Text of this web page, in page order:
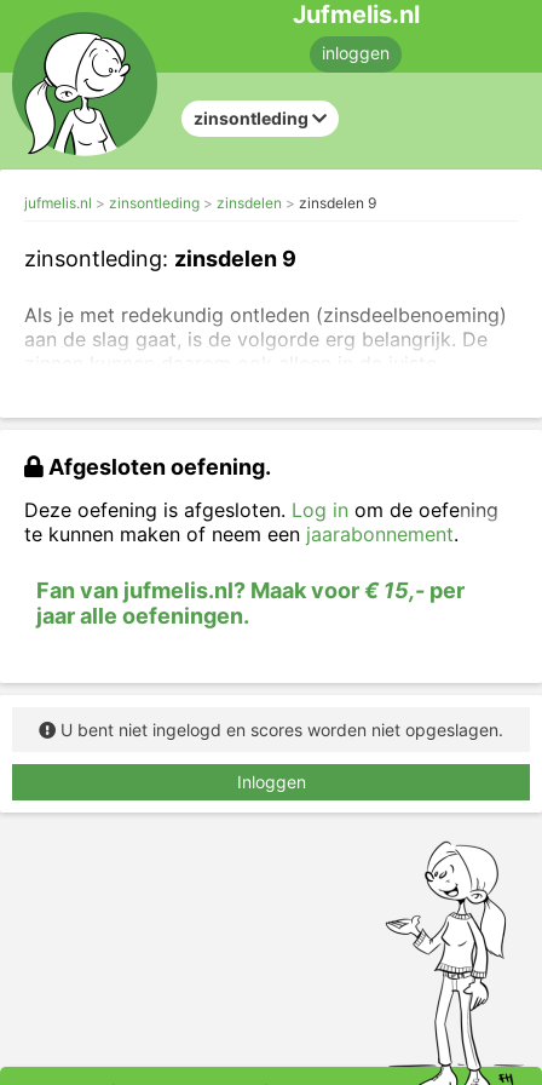
Jufmelis.nl
inloggen
zinsontleding
jufmelis.nl zinsontleding zinsdelen zinsdelen 9
zinsontleding: zinsdelen 9
Als je met redekundig ontleden (zinsdeelbenoeming)
aan de slag gaat, is de volgorde erg belangrijk. De
ga je de zin ook in zinsdelen verdelen, lees eerst de
uitleg over zinsdelen.
Eerst klik je op de persoonsvorm (pv), daar komt
dan een streep onder te staan. Daarna klik je op de
staan.Let op: de zinsdelen worden pas goed
gerekend als de zinsdeelstrepen allemaal op de juiste
Afgesloten oefening.
Deze oefening is afgesloten. Log in om de oefening
te kunnen maken of neem een jaarabonnement.
Fan van jufmelis.nl? Maak voor€ 15,- per
jaar alle oefeningen.
U bent niet ingelogd en scores worden niet opgeslagen.
Inloggen